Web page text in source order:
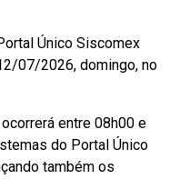
Único Siscomex
07/2026, domingo, no
entre 08h00 e
do Portal Único
também os